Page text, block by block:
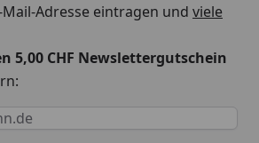
Adresse eintragen und viele
5,00 CHF Newslettergutschein